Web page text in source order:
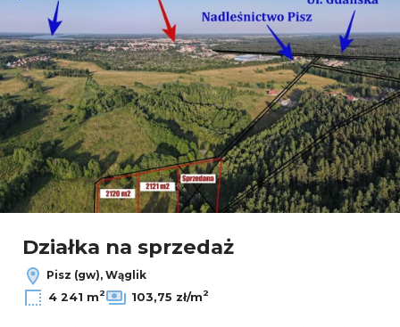
Działka na sprzedaż
Pisz (gw), Wąglik
4 241 m2 103,75 zł/m2